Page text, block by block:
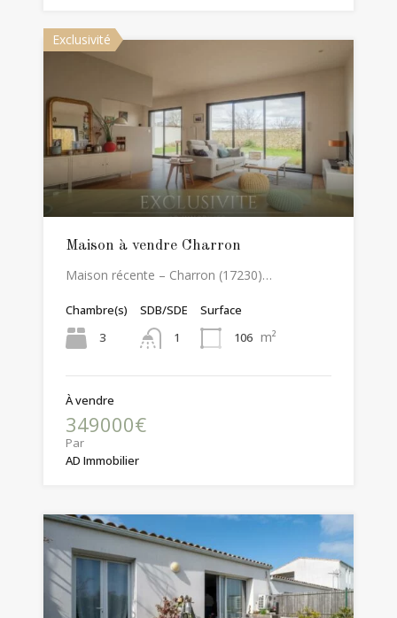
Exclusivité
Maison à vendre Charron
Maison récente – Charron (17230)…
Chambre(s)
3
SDB/SDE
1
Surface
106 m²
À vendre
349000€
Par
AD Immobilier